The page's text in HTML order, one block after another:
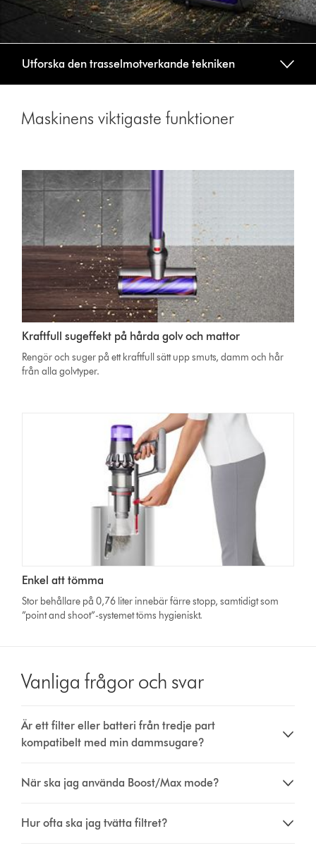
Utforska den trasselmotverkande tekniken
Maskinens viktigaste funktioner
Kraftfull sugeffekt på hårda golv och mattor
Rengör och suger på ett kraftfull sätt upp smuts, damm och hår
från alla golvtyper.
Enkel att tömma
Stor behållare på 0,76 liter innebär färre stopp, samtidigt som
”point and shoot”-systemet töms hygieniskt.
Vanliga frågor och svar
Är ett filter eller batteri från tredje part
kompatibelt med min dammsugare?
När ska jag använda Boost/Max mode?
Hur ofta ska jag tvätta filtret?